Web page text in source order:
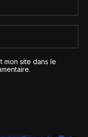
mon site dans le